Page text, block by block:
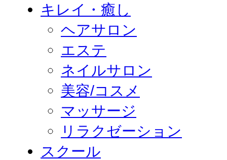
キレイ・癒し
ヘアサロン
エステ
ネイルサロン
美容/コスメ
マッサージ
リラクゼーション
スクール